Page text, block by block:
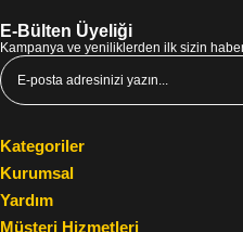
E-Bülten Üyeliği
Kampanya ve yeniliklerden ilk sizin
Kategoriler
Kurumsal
Yardım
Müşteri Hizmetleri